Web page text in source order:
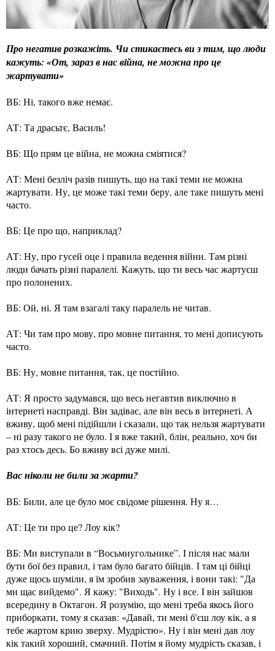
Про негатив розкажіть. Чи стикаєтесь ви з тим, що люди
кажуть: «От, зараз в нас війна, не можна про це
жартувати»
ВБ: Ні, такого вже немає.
АТ: Та драсьтє, Василь!
ВБ: Що прям це війна, не можна сміятися?
АТ: Мені безліч разів пишуть, що на такі теми не можна
жартувати. Ну, це може такі теми беру, але таке пишуть мені
часто.
ВБ: Це про що, наприклад?
АТ: Ну, про гусей оце і правила ведення війни. Там різні
люди бачать різні паралелі. Кажуть, що ти весь час жартуєш
про полонених.
ВБ: Ой, ні. Я там взагалі таку паралель не читав.
АТ: Чи там про мову, про мовне питання, то мені дописують
часто.
ВБ: Ну, мовне питання, так, це постійно.
АТ: Я просто задумався, що весь негавтив виключно в
інтернеті насправді. Він задіває, але він весь в інтернеті. А
вживу, щоб мені підійшли і сказали, що так нельзя жартувати
– ні разу такого не було. І я вже такий, блін, реально, хоч би
раз хтось десь. Бо вживу всі дуже милі.
Вас ніколи не били за жарти?
ВБ: Били, але це було моє свідоме рішення. Ну я…
АТ: Це ти про це? Лоу кік?
ВБ: Ми виступали в “Восьмиугольнике”. І після нас мали
бути бої без правил, і там було багато бійців. І там ці бійці
дуже щось шуміли, я їм зробив зауваження, і вони такі: "Да
ми щас вийдемо". Я кажу: "Виходь". Ну і все. І він зайшов
всередину в Октагон. Я розумію, що мені треба якось його
приборкати, тому я сказав: «Давай, ти мені б'єш лоу кік, а я
тебе жартом крию зверху. Мудрістю». Ну і він мені дав лоу
кік такий хороший, смачний. Потім я йому мудрість сказав, і